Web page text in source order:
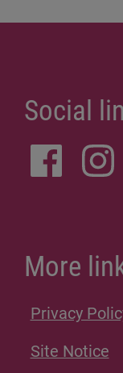
Social
More
Privacy
Site Notice